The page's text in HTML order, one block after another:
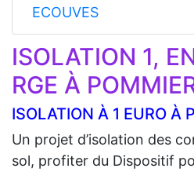
ECOUVES
ISOLATION 1,
RGE À
ISOLATION À 1 EURO À
Un projet d’isolation des
sol, profiter du Dispositif